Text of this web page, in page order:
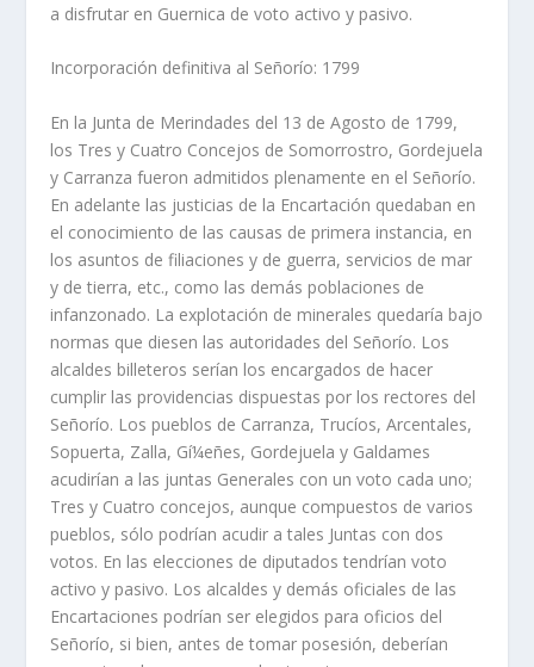
a disfrutar en Guernica de voto activo y pasivo.
Incorporación definitiva al Señorí­o: 1799
En la Junta de Merindades del 13 de Agosto de 1799,
los Tres y Cuatro Concejos de Somorrostro, Gordejuela
y Carranza fueron admitidos plenamente en el Señorí­o.
En adelante las justicias de la Encartación quedaban en
el conocimiento de las causas de primera instancia, en
los asuntos de filiaciones y de guerra, servicios de mar
y de tierra, etc., como las demás poblaciones de
infanzonado. La explotación de minerales quedarí­a bajo
normas que diesen las autoridades del Señorí­o. Los
alcaldes billeteros serí­an los encargados de hacer
cumplir las providencias dispuestas por los rectores del
Señorí­o. Los pueblos de Carranza, Trucí­os, Arcentales,
Sopuerta, Zalla, Gí¼eñes, Gordejuela y Galdames
acudirí­an a las juntas Generales con un voto cada uno;
Tres y Cuatro concejos, aunque compuestos de varios
pueblos, sólo podrí­an acudir a tales Juntas con dos
votos. En las elecciones de diputados tendrí­an voto
activo y pasivo. Los alcaldes y demás oficiales de las
Encartaciones podrí­an ser elegidos para oficios del
Señorí­o, si bien, antes de tomar posesión, deberí­an